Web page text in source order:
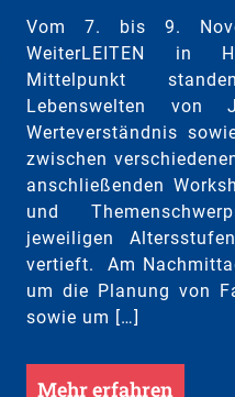
Vom 7. bis 9.
WeiterLEITEN in
Mittelpunkt
Lebenswelten von
Werteverständnis
zwischen
anschließenden
und
jeweiligen
vertieft. Am
um die Planung von
sowie um […]
Mehr erfahren